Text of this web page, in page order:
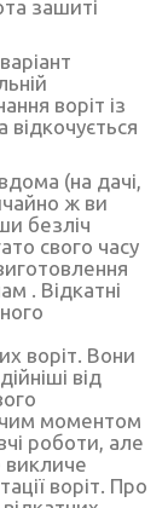
зашиті
воріт із
відкочується
(на дачі,
ж ви
безліч
свого часу
. Відкатні
воріт . Вони
від
моментом
роботи, але
викличе
воріт. Про